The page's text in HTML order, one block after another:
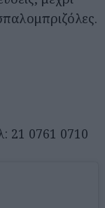
21 0761 0710